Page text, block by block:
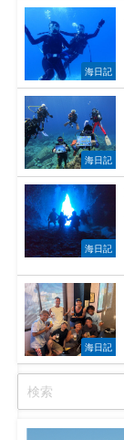
海日記
海日記
海日記
海日記